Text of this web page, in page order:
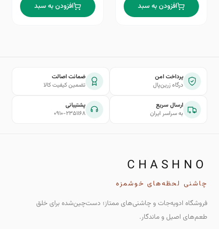
افزودن به سبد افزودن به سبد
پرداخت امن
درگاه زرین‌پال
ضمانت اصالت
تضمین کیفیت کالا
ارسال سریع
به سراسر ایران
پشتیبانی
۰۹۱۰-۲۳۵۱۱۶۸
CHASHNO
چاشنی لحظه‌های خوشمزه
فروشگاه ادویه‌جات و چاشنی‌های ممتاز؛ دست‌چین‌شده برای خلق
طعم‌های اصیل و ماندگار.